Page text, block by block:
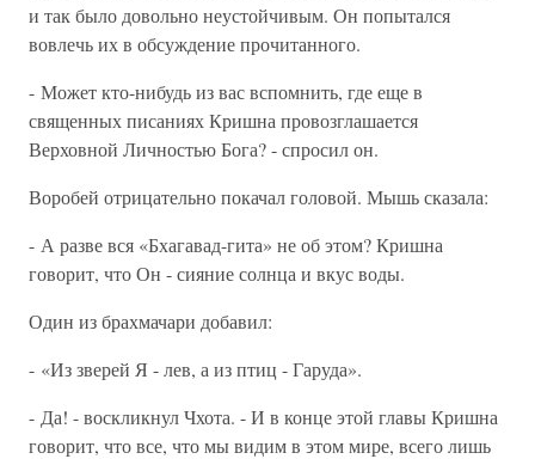
и так было довольно неустойчивым. Он попытался
вовлечь их в обсуждение прочитанного.
- Может кто-нибудь из вас вспомнить, где еще в
священных писаниях Кришна провозглашается
Верховной Личностью Бога? - спросил он.
Воробей отрицательно покачал головой. Мышь сказала:
- А разве вся «Бхагавад-гита» не об этом? Кришна
говорит, что Он - сияние солнца и вкус воды.
Один из брахмачари добавил:
- «Из зверей Я - лев, а из птиц - Гаруда».
- Да! - воскликнул Чхота. - И в конце этой главы Кришна
говорит, что все, что мы видим в этом мире, всего лишь